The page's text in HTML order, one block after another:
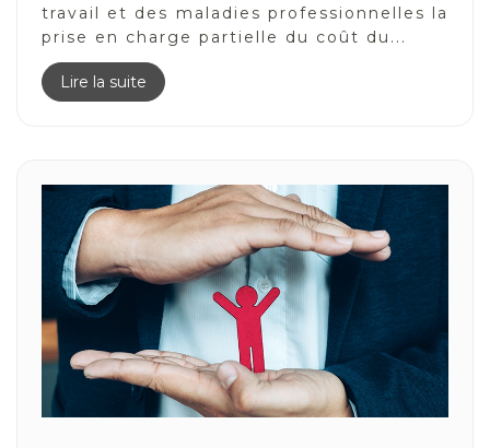
travail et des maladies professionnelles la
prise en charge partielle du coût du...
Lire la suite